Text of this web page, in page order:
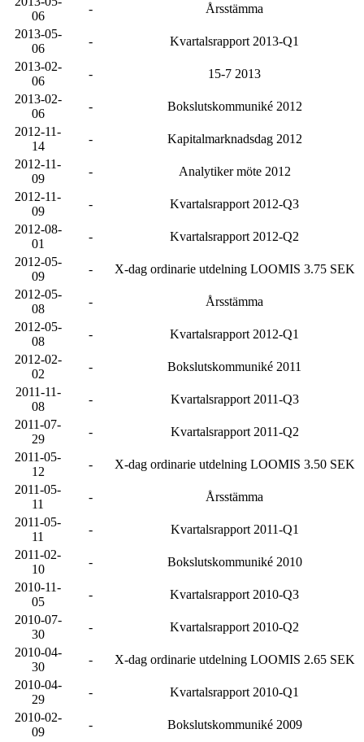
06
-
Årsstämma
2013-05-
06
-
Kvartalsrapport 2013-Q1
2013-02-
06
-
15-7 2013
2013-02-
06
-
Bokslutskommuniké 2012
2012-11-
14
-
Kapitalmarknadsdag 2012
2012-11-
09
-
Analytiker möte 2012
2012-11-
09
-
Kvartalsrapport 2012-Q3
2012-08-
01
-
Kvartalsrapport 2012-Q2
2012-05-
09
-
X-dag ordinarie utdelning LOOMIS 3.75 SEK
2012-05-
08
-
Årsstämma
2012-05-
08
-
Kvartalsrapport 2012-Q1
2012-02-
02
-
Bokslutskommuniké 2011
2011-11-
08
-
Kvartalsrapport 2011-Q3
2011-07-
29
-
Kvartalsrapport 2011-Q2
2011-05-
12
-
X-dag ordinarie utdelning LOOMIS 3.50 SEK
2011-05-
11
-
Årsstämma
2011-05-
11
-
Kvartalsrapport 2011-Q1
2011-02-
10
-
Bokslutskommuniké 2010
2010-11-
05
-
Kvartalsrapport 2010-Q3
2010-07-
30
-
Kvartalsrapport 2010-Q2
2010-04-
30
-
X-dag ordinarie utdelning LOOMIS 2.65 SEK
2010-04-
29
-
Kvartalsrapport 2010-Q1
2010-02-
09
-
Bokslutskommuniké 2009